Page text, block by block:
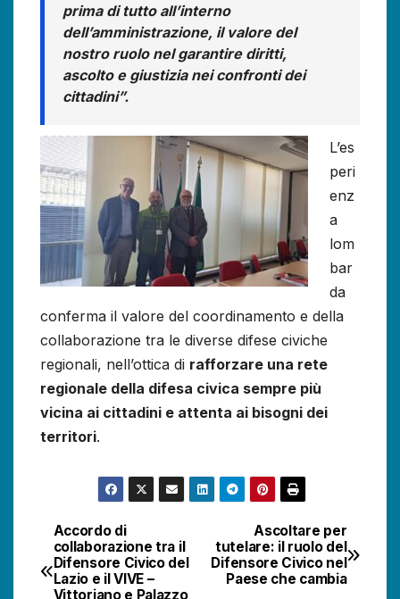
prima di tutto all’interno
dell’amministrazione, il valore del
nostro ruolo nel garantire diritti,
ascolto e giustizia nei confronti dei
cittadini”.
L’es
peri
enz
a
lom
bar
da
conferma il valore del coordinamento e della
collaborazione tra le diverse difese civiche
regionali, nell’ottica di rafforzare una rete
regionale della difesa civica sempre più
vicina ai cittadini e attenta ai bisogni dei
territori.
Navigazione
articoli
Ascoltare per
tutelare: il ruolo del
Difensore Civico nel
Paese che cambia
Accordo di
collaborazione tra il
Difensore Civico del
Lazio e il VIVE –
Vittoriano e Palazzo